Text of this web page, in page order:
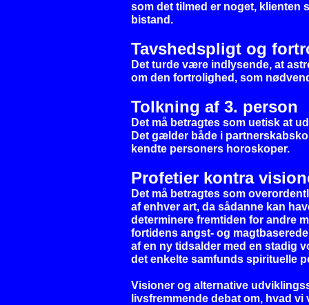
som det tilmed er noget, klienten
bistand.
Tavshedspligt og
Det turde være indlysende, at
om den fortrolighed, som
Tolkning af 3. person
Det må betragtes som uetisk at
Det gælder både i
kendte personers horoskoper.
Profetier kontra
Det må betragtes som
af enhver art, da sådanne kan
determinere fremtiden for andre
fortidens angst- og
af en ny tidsalder med en stadig
det enkelte samfunds spirituelle
Visioner og alternative
livsfremmende debat om, hvad